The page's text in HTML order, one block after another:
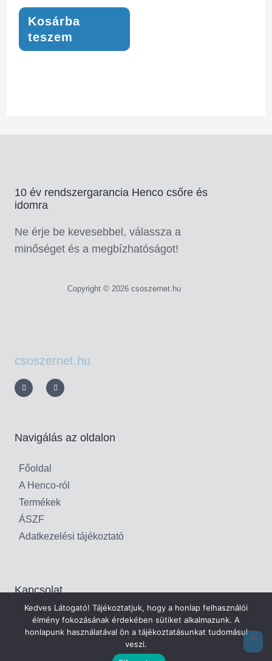
Kosárba
teszem
10 év rendszergarancia Henco csőre és
idomra
Ne érje be kevesebbel, válassza a
minőséget és a megbízhatóságot!
Copyright © 2026 csoszernet.hu
csoszernet.hu
Navigálás az oldalon
Főoldal
A Henco-ról
Termékek
ÁSZF
Adatkezelési tájékoztató
Kapcsolat
info@csoszernet.hu
06-20/491-87-86
Kedves Látogató! Tájékoztatjuk, hogy a honlap felhasználói
élmény fokozásának érdekében sütiket alkalmazunk. A
honlapunk használatával ön a tájékoztatásunkat tudomásul
veszi.